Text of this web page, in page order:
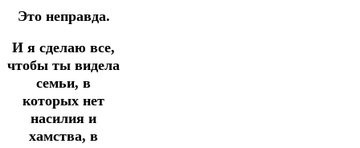
Это неправда.
И я сделаю все,
чтобы ты видела
семьи, в
которых нет
насилия и
хамства, в